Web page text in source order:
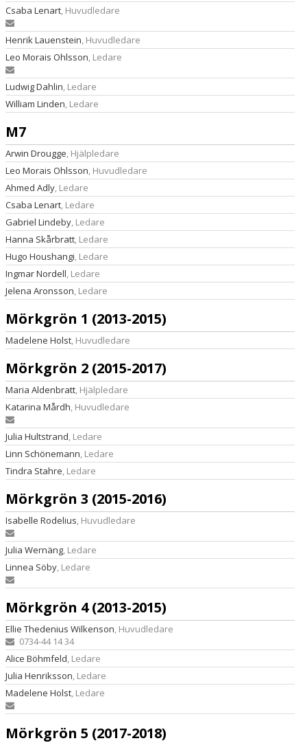
Csaba Lenart, Huvudledare
Henrik Lauenstein, Huvudledare
Leo Morais Ohlsson, Ledare
Ludwig Dahlin, Ledare
William Linden, Ledare
M7
Arwin Drougge, Hjälpledare
Leo Morais Ohlsson, Huvudledare
Ahmed Adly, Ledare
Csaba Lenart, Ledare
Gabriel Lindeby, Ledare
Hanna Skårbratt, Ledare
Hugo Houshangi, Ledare
Ingmar Nordell, Ledare
Jelena Aronsson, Ledare
Mörkgrön 1 (2013-2015)
Madelene Holst, Huvudledare
Mörkgrön 2 (2015-2017)
Maria Aldenbratt, Hjälpledare
Katarina Mårdh, Huvudledare
Julia Hultstrand, Ledare
Linn Schönemann, Ledare
Tindra Stahre, Ledare
Mörkgrön 3 (2015-2016)
Isabelle Rodelius, Huvudledare
Julia Wernäng, Ledare
Linnea Söby, Ledare
Mörkgrön 4 (2013-2015)
Ellie Thedenius Wilkenson, Huvudledare
0734-44 14 34
Alice Böhmfeld, Ledare
Julia Henriksson, Ledare
Madelene Holst, Ledare
Mörkgrön 5 (2017-2018)